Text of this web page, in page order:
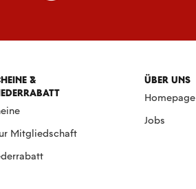
&
Mitgliedschaft
ÜBER UNS
Homepage
Jobs